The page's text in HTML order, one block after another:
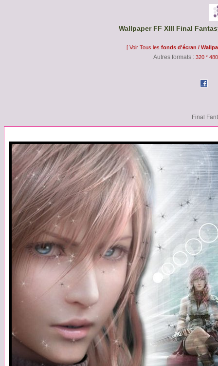
Wallpaper FF XIII Final
[ Voir Tous les fonds d'écran /
Autres formats : 320 * 480
Final